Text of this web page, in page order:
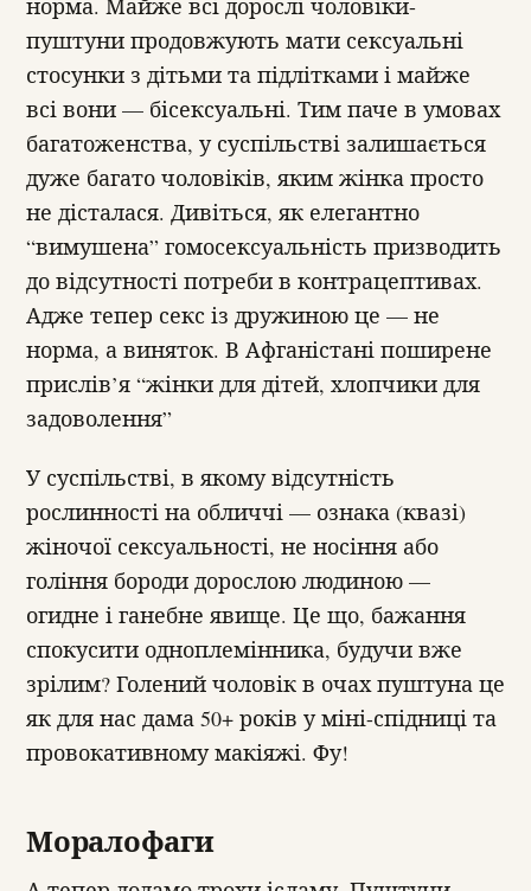
норма. Майже всі дорослі чоловіки-
пуштуни продовжують мати сексуальні
стосунки з дітьми та підлітками і майже
всі вони — бісексуальні. Тим паче в умовах
багатоженства, у суспільстві залишається
дуже багато чоловіків, яким жінка просто
не дісталася. Дивіться, як елегантно
“вимушена” гомосексуальність призводить
до відсутності потреби в контрацептивах.
Адже тепер секс із дружиною це — не
норма, а виняток. В Афганістані поширене
прислів’я “жінки для дітей, хлопчики для
задоволення”
У суспільстві, в якому відсутність
рослинності на обличчі — ознака (квазі)
жіночої сексуальності, не носіння або
гоління бороди дорослою людиною —
огидне і ганебне явище. Це що, бажання
спокусити одноплемінника, будучи вже
зрілим? Голений чоловік в очах пуштуна це
як для нас дама 50+ років у міні-спідниці та
провокативному макіяжі. Фу!
Моралофаги